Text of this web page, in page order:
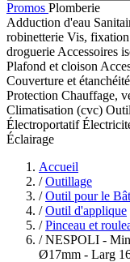
Promos Plomberie
Adduction d'eau
robinetterie Vis, fixation
droguerie Accessoires
Plafond et cloison
Couverture et étanchéité
Protection Chauffage,
Climatisation (cvc)
Électroportatif
Éclairage
Accueil
/ Outillage
/ Outil pour le
/ Outil d'applique
/ Pinceau et
/ NESPOLI -
Ø17mm - Larg